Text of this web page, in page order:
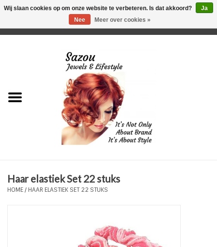
Just for Him
Plus Size Sieraden
Haar elastiek Set 22 stuks
HOME/ HAAR ELASTIEK SET 22 STUKS
Wij slaan cookies op om onze website te verbeteren. Is dat akkoord?
Ja
Nee
Meer over cookies »